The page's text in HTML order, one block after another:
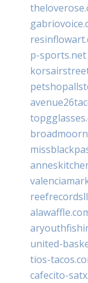
p-sports.net
united-
tios-
cafecito-